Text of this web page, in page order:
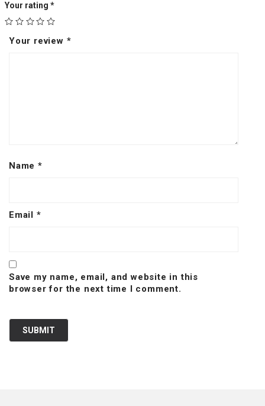
Your rating *
Your review *
Name *
Email *
Save my name, email, and website in this
browser for the next time I comment.